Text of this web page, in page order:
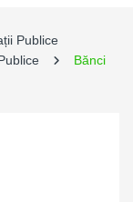
Publice
Bănci